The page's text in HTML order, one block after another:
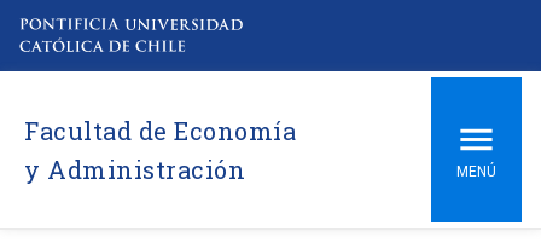
Facultad de Economía
y Administración
MENÚ